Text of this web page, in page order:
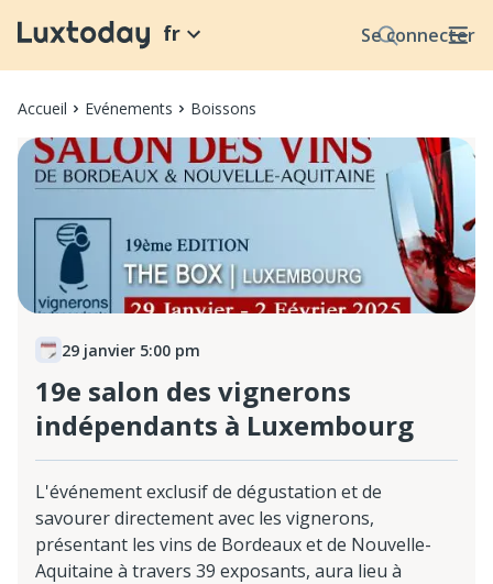
Se connecter
fr
Accueil Evénements Boissons
29 janvier 5:00 pm
19e salon des vignerons
indépendants à Luxembourg
L'événement exclusif de dégustation et de
savourer directement avec les vignerons,
présentant les vins de Bordeaux et de Nouvelle-
Aquitaine à travers 39 exposants, aura lieu à